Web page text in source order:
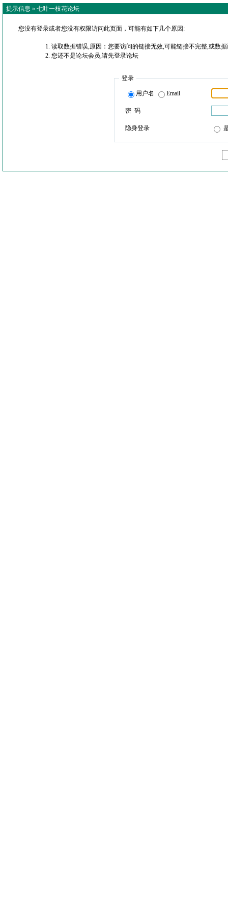
提示信息 » 七叶一枝花论坛
您没有登录或者您没有权限访问此页面，可能有如下几个原因:
读取数据错误,原因：您要访问的链接无效,可能链接不完整,或数
您还不是论坛会员,请先登录论坛
登录
用户名 Email
密 码
隐身登录